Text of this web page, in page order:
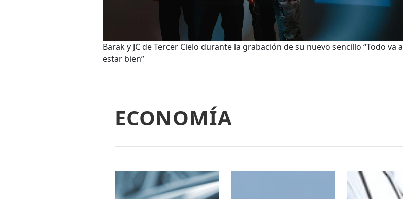
Barak y JC de Tercer Cielo durante la grabación de su nuevo sencillo “Todo va a
estar bien”
ECONOMÍA